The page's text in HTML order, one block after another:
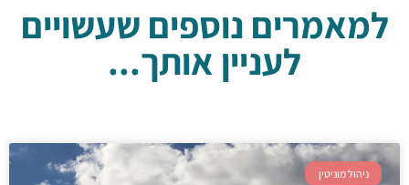
למאמרים נוספים שעשויים
לעניין אותך...
ניהול מוניטין